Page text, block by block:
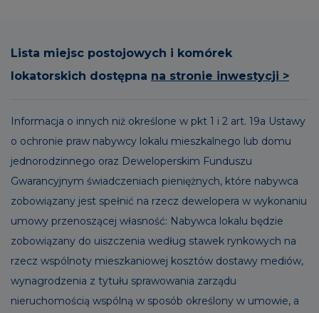
Lista miejsc postojowych i komórek
lokatorskich dostępna na stronie inwestycji >
Informacja o innych niż określone w pkt 1 i 2 art. 19a Ustawy
o ochronie praw nabywcy lokalu mieszkalnego lub domu
jednorodzinnego oraz Deweloperskim Funduszu
Gwarancyjnym świadczeniach pieniężnych, które nabywca
zobowiązany jest spełnić na rzecz dewelopera w wykonaniu
umowy przenoszącej własność: Nabywca lokalu będzie
zobowiązany do uiszczenia według stawek rynkowych na
rzecz wspólnoty mieszkaniowej kosztów dostawy mediów,
wynagrodzenia z tytułu sprawowania zarządu
nieruchomością wspólną w sposób określony w umowie, a